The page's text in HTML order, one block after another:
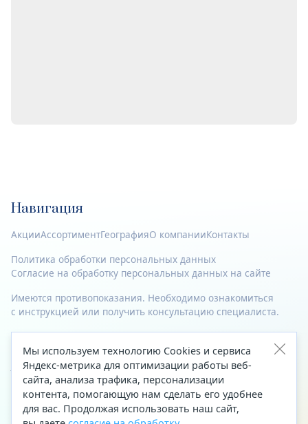
Навигация
АкцииАссортиментГеографияО компанииКонтакты
Политика обработки персональных данных
Согласие на обработку персональных данных на сайте
Имеются противопоказания. Необходимо ознакомиться
с инструкцией или получить консультацию специалиста.
© 2023—2026 Все права защищены.
Адрес
Архангельск, ул. Папанина, д. 19 (вход в здание со стороны
автоцентра «Тойота»)
Мы используем технологию Cookies и сервиса
Яндекс-метрика для оптимизации работы веб-
сайта, анализа трафика, персонализации
контента, помогающую нам сделать его удобнее
для вас. Продолжая использовать наш сайт,